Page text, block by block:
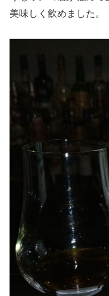
美味しく飲めました。